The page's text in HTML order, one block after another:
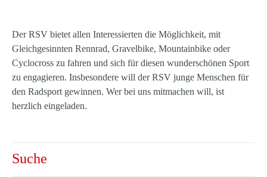
Der RSV bietet allen Interessierten die Möglichkeit, mit
Gleichgesinnten Rennrad, Gravelbike, Mountainbike oder
Cyclocross zu fahren und sich für diesen wunderschönen Sport
zu engagieren. Insbesondere will der RSV junge Menschen für
den Radsport gewinnen. Wer bei uns mitmachen will, ist
herzlich eingeladen.
Suche